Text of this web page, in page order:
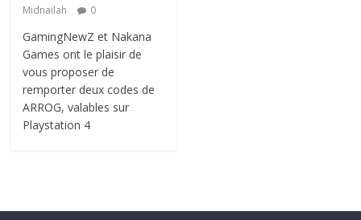
Midnailah
0
GamingNewZ et Nakana
Games ont le plaisir de
vous proposer de
remporter deux codes de
ARROG, valables sur
Playstation 4